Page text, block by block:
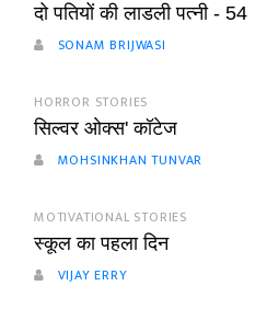
दो पतियों की लाडली पत्नी - 54
SONAM BRIJWASI
HORROR STORIES
सिल्वर ओक्स' कॉटेज
MOHSINKHAN TUNVAR
MOTIVATIONAL STORIES
स्कूल का पहला दिन
VIJAY ERRY